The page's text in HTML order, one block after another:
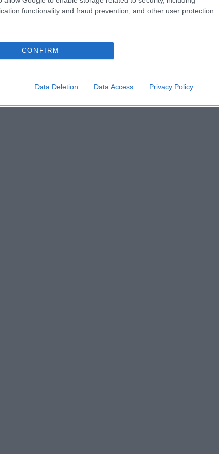
functionality and fraud prevention, and other user protection.
CONFIRM
Data Deletion Data Access Privacy Policy